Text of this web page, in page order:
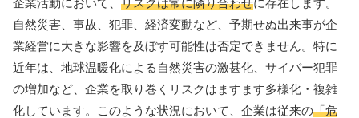
自然災害、事故、犯罪、経済変動など、予期せぬ出来事が企
業経営に大きな影響を及ぼす可能性は否定できません。特に
近年は、地球温暖化による自然災害の激甚化、サイバー犯罪
の増加など、企業を取り巻くリスクはますます多様化・複雑
化しています。このような状況において、企業は従来の「危